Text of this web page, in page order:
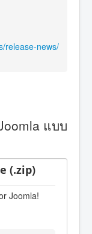
release-news/
แบบ
(.zip)
Joomla!